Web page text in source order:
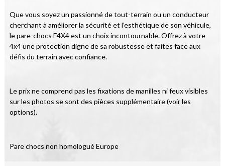
Que vous soyez un passionné de tout-terrain ou un conducteur
cherchant à améliorer la sécurité et l’esthétique de son véhicule,
le pare-chocs F4X4 est un choix incontournable. Offrez à votre
4x4 une protection digne de sa robustesse et faites face aux
défis du terrain avec confiance.
Le prix ne comprend pas les fixations de manilles ni feux visibles
sur les photos se sont des pièces supplémentaire (voir les
options).
Pare chocs non homologué Europe